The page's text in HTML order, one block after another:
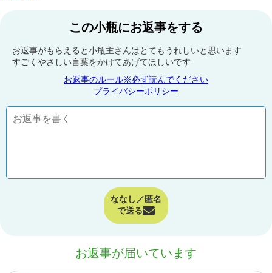
この小瓶にお返事をする
お返事がもらえると小瓶主さんはとてもうれしいと思います
すごくやさしい言葉をかけてあげてほしいです
お返事のルール※必ず読んでください
プライバシーポリシー
ななし／匿名
で送る
お返事が届いています